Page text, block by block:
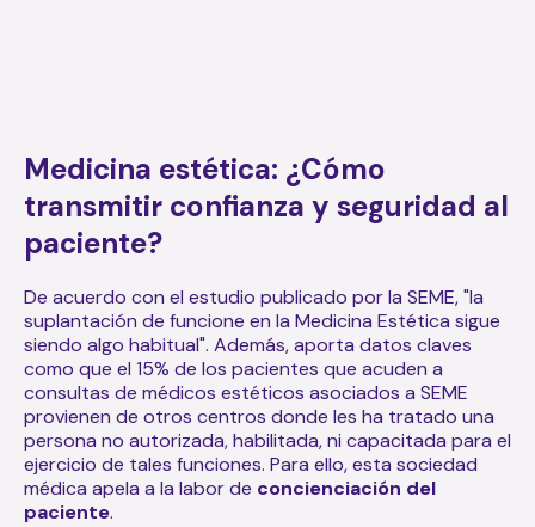
Medicina estética: ¿Cómo
transmitir confianza y seguridad al
paciente?
De acuerdo con el estudio publicado por la SEME, "la
suplantación de funcione en la Medicina Estética sigue
siendo algo habitual". Además, aporta datos claves
como que el 15% de los pacientes que acuden a
consultas de médicos estéticos asociados a SEME
provienen de otros centros donde les ha tratado una
persona no autorizada, habilitada, ni capacitada para el
ejercicio de tales funciones. Para ello, esta sociedad
médica apela a la labor de concienciación del
paciente.